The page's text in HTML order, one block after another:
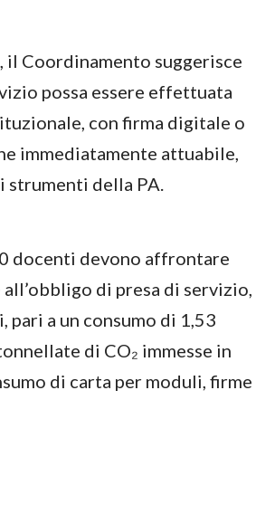
il Coordinamento suggerisce
possa essere effettuata
con firma digitale o
immediatamente attuabile,
strumenti della PA.
docenti devono affrontare
di presa di servizio,
a un consumo di 1,53
di CO₂ immesse in
di carta per moduli, firme